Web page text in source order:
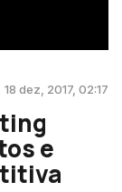
18 dez, 2017, 02:17
e